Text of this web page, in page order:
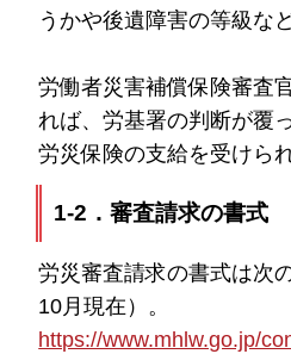
うかや後遺障害の等級な
労働者災害補償保険審査
れば、労基署の判断が覆
労災保険の支給を受けら
1-2．審査請求の書式
労災審査請求の書式は次
10月現在）。
https://www.mhlw.go.jp/